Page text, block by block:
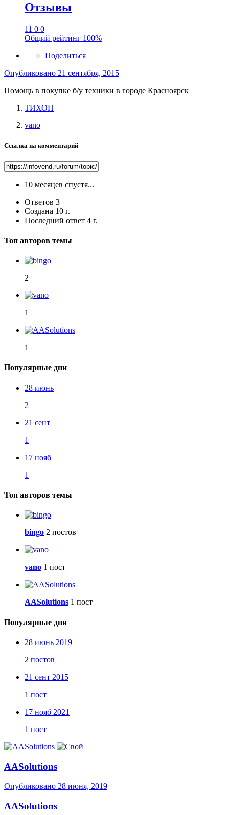
Отзывы
11 0 0
Общий рейтинг 100%
Поделиться
Опубликовано 21 сентября, 2015
Помощь в покупке б/у техники в городе Красноярск
ТИХОН
vano
Ссылка на комментарий
10 месяцев спустя...
Ответов 3
Создана 10 г.
Последний ответ 4 г.
Топ авторов темы
2
1
1
Популярные дни
28 июнь
2
21 сент
1
17 нояб
1
Топ авторов темы
bingo 2 постов
vano 1 пост
AASolutions 1 пост
Популярные дни
28 июнь 2019
2 постов
21 сент 2015
1 пост
17 нояб 2021
1 пост
AASolutions
Опубликовано 28 июня, 2019
AASolutions